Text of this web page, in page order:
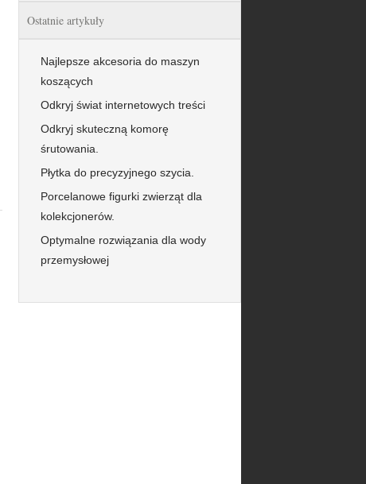
Ostatnie artykuły
Najlepsze akcesoria do maszyn
koszących
Odkryj świat internetowych treści
Odkryj skuteczną komorę
śrutowania.
Płytka do precyzyjnego szycia.
Porcelanowe figurki zwierząt dla
kolekcjonerów.
Optymalne rozwiązania dla wody
przemysłowej